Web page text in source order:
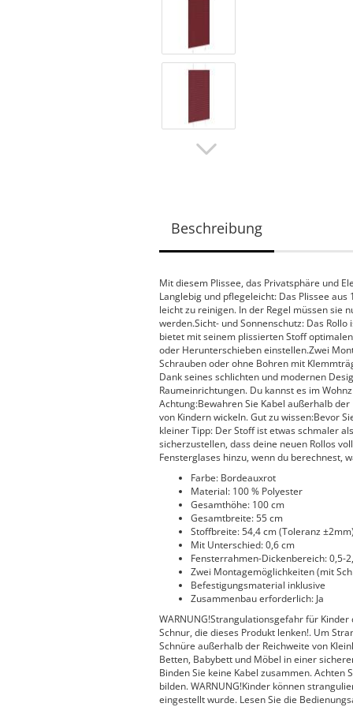
Beschreibung
Mit diesem Plissee, das Privatsphäre und
Langlebig und pflegeleicht: Das Plissee
leicht zu reinigen. In der Regel müssen sie
werden.Sicht- und Sonnenschutz: Das
bietet mit seinem plissierten Stoff
oder Herunterschieben einstellen.Zwei
Schrauben oder ohne Bohren mit
Dank seines schlichten und modernen
Raumeinrichtungen. Du kannst es im
Achtung:Bewahren Sie Kabel außerhalb
von Kindern wickeln. Gut zu wissen:Bevor
kleiner Tipp: Der Stoff ist etwas schmaler
sicherzustellen, dass deine neuen Rollos
Fensterglases hinzu, wenn du berechnest,
Farbe: Bordeauxrot
Material: 100 % Polyester
Gesamthöhe: 100 cm
Gesamtbreite: 55 cm
Stoffbreite: 54,4 cm (Toleranz
Mit Unterschied: 0,6 cm
Fensterrahmen-Dickenbereich: 0,5-
Zwei Montagemöglichkeiten (mit
Befestigungsmaterial inklusive
Zusammenbau erforderlich: Ja
WARNUNG!Strangulationsgefahr für
Schnur, die dieses Produkt lenken!. Um
Schnüre außerhalb der Reichweite von
Betten, Babybett und Möbel in einer
Binden Sie keine Kabel zusammen. Achten
bilden. WARNUNG!Kinder können
eingestellt wurde. Lesen Sie die